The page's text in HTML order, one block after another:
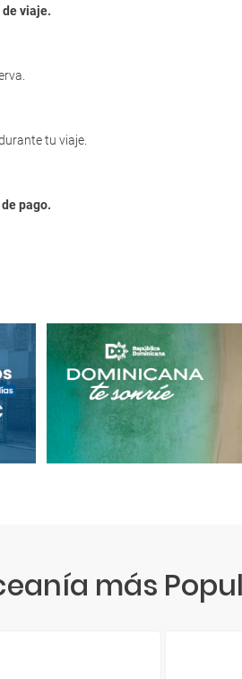
viaje.
tu viaje.
pago.
más